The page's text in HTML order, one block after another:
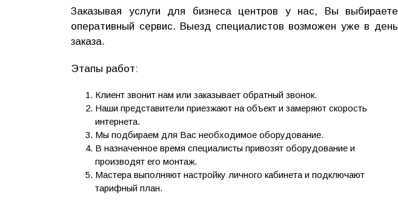
Заказывая услуги для бизнеса центров у нас, Вы выбираете
оперативный сервис. Выезд специалистов возможен уже в день
заказа.
Этапы работ:
Клиент звонит нам или заказывает обратный звонок.
Наши представители приезжают на объект и замеряют скорость
интернета.
Мы подбираем для Вас необходимое оборудование.
В назначенное время специалисты привозят оборудование и
производят его монтаж.
Мастера выполняют настройку личного кабинета и подключают
тарифный план.